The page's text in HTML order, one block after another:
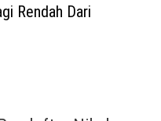
Rendah Dari